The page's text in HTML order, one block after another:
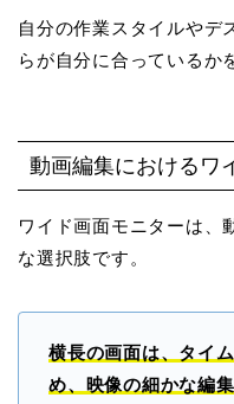
自分の作業スタイルやデ
らが自分に合っているか
動画編集におけるワ
ワイド画面モニターは、
な選択肢です。
横長の画面は、タイ
め、映像の細かな編